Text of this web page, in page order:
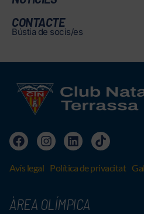
CONTACTE
Bústia de socis/es
Avís legal Política de privacitat
ÀREA OLÍMPICA